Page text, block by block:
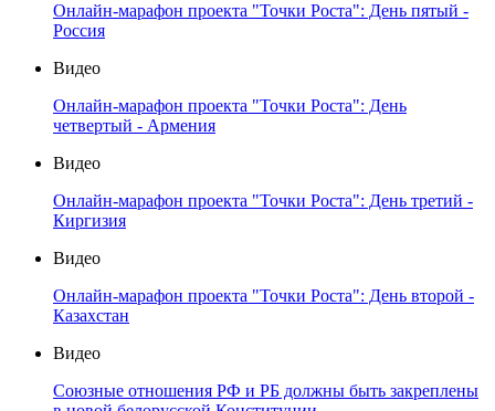
Онлайн-марафон проекта "Точки Роста": День пятый -
Россия
Видео
Онлайн-марафон проекта "Точки Роста": День
четвертый - Армения
Видео
Онлайн-марафон проекта "Точки Роста": День третий -
Киргизия
Видео
Онлайн-марафон проекта "Точки Роста": День второй -
Казахстан
Видео
Союзные отношения РФ и РБ должны быть закреплены